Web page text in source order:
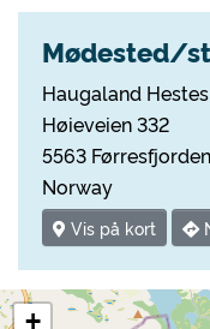
Mødested/
Haugaland
Høieveien 332
5563 Førresfjorden
Norway
Vis på kort
+